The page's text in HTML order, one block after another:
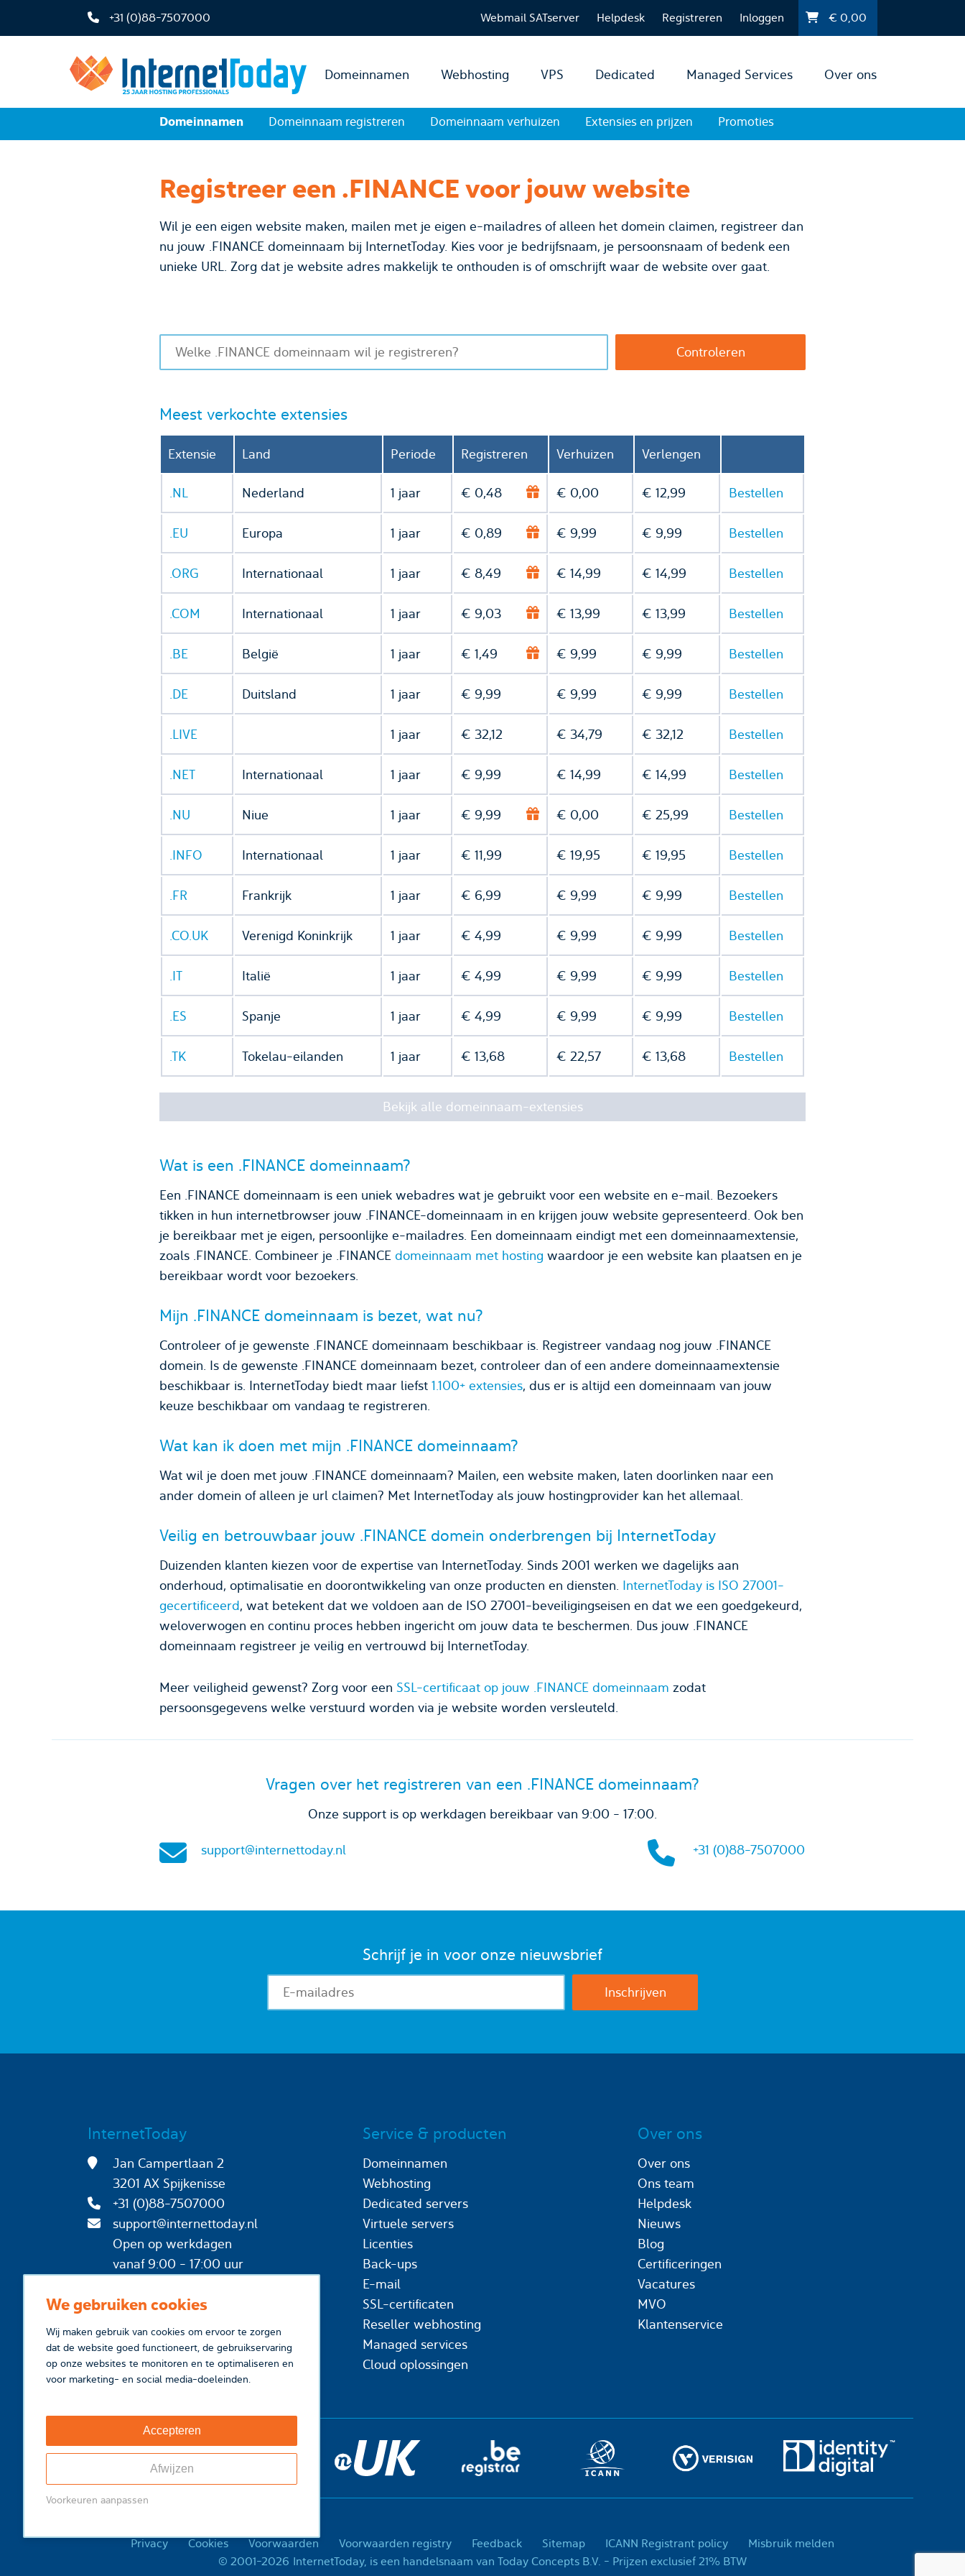
We gebruiken cookies
Wij maken gebruik van cookies om ervoor te zorgen
dat de website goed functioneert, de gebruikservaring
op onze websites te monitoren en te optimaliseren en
voor marketing- en social media-doeleinden.
Accepteren
Afwijzen
Voorkeuren aanpassen
+31 (0)88-7507000 Webmail SATserver Helpdesk Registreren Inloggen €0,00
Domeinnamen Webhosting VPS Dedicated Managed Services Over ons
Domeinnamen Domeinnaam registreren Domeinnaam verhuizen Extensies en prijzen Promoties
Registreer een .FINANCE voor jouw website
Wil je een eigen website maken, mailen met je eigen e-mailadres of alleen het domein claimen, registreer dan
nu jouw .FINANCE domeinnaam bij InternetToday. Kies voor je bedrijfsnaam, je persoonsnaam of bedenk een
unieke URL. Zorg dat je website adres makkelijk te onthouden is of omschrijft waar de website over gaat.
Meest verkochte extensies
Extensie Land Periode Registreren Verhuizen Verlengen
.NL Nederland 1 jaar € 0,48 € 0,00 € 12,99 Bestellen
.EU Europa 1 jaar € 0,89 € 9,99 € 9,99 Bestellen
.ORG Internationaal 1 jaar € 8,49 € 14,99 € 14,99 Bestellen
.COM Internationaal 1 jaar € 9,03 € 13,99 € 13,99 Bestellen
.BE België 1 jaar € 1,49 € 9,99 € 9,99 Bestellen
.DE Duitsland 1 jaar € 9,99 € 9,99 € 9,99 Bestellen
.LIVE 1 jaar € 32,12 € 34,79 € 32,12 Bestellen
.NET Internationaal 1 jaar € 9,99 € 14,99 € 14,99 Bestellen
.NU Niue 1 jaar € 9,99 € 0,00 € 25,99 Bestellen
.INFO Internationaal 1 jaar € 11,99 € 19,95 € 19,95 Bestellen
.FR Frankrijk 1 jaar € 6,99 € 9,99 € 9,99 Bestellen
.CO.UK Verenigd Koninkrijk 1 jaar € 4,99 € 9,99 € 9,99 Bestellen
.IT Italië 1 jaar € 4,99 € 9,99 € 9,99 Bestellen
.ES Spanje 1 jaar € 4,99 € 9,99 € 9,99 Bestellen
.TK Tokelau-eilanden 1 jaar € 13,68 € 22,57 € 13,68 Bestellen
Bekijk alle domeinnaam-extensies
Wat is een .FINANCE domeinnaam?
Een .FINANCE domeinnaam is een uniek webadres wat je gebruikt voor een website en e-mail. Bezoekers
tikken in hun internetbrowser jouw .FINANCE-domeinnaam in en krijgen jouw website gepresenteerd. Ook ben
je bereikbaar met je eigen, persoonlijke e-mailadres. Een domeinnaam eindigt met een domeinnaamextensie,
zoals .FINANCE. Combineer je .FINANCE domeinnaam met hosting waardoor je een website kan plaatsen en je
bereikbaar wordt voor bezoekers.
Mijn .FINANCE domeinnaam is bezet, wat nu?
Controleer of je gewenste .FINANCE domeinnaam beschikbaar is. Registreer vandaag nog jouw .FINANCE
domein. Is de gewenste .FINANCE domeinnaam bezet, controleer dan of een andere domeinnaamextensie
beschikbaar is. InternetToday biedt maar liefst 1.100+ extensies, dus er is altijd een domeinnaam van jouw
keuze beschikbaar om vandaag te registreren.
Wat kan ik doen met mijn .FINANCE domeinnaam?
Wat wil je doen met jouw .FINANCE domeinnaam? Mailen, een website maken, laten doorlinken naar een
ander domein of alleen je url claimen? Met InternetToday als jouw hostingprovider kan het allemaal.
Veilig en betrouwbaar jouw .FINANCE domein onderbrengen bij InternetToday
Duizenden klanten kiezen voor de expertise van InternetToday. Sinds 2001 werken we dagelijks aan
onderhoud, optimalisatie en doorontwikkeling van onze producten en diensten. InternetToday is ISO 27001-
gecertificeerd, wat betekent dat we voldoen aan de ISO 27001-beveiligingseisen en dat we een goedgekeurd,
weloverwogen en continu proces hebben ingericht om jouw data te beschermen. Dus jouw .FINANCE
domeinnaam registreer je veilig en vertrouwd bij InternetToday.
Meer veiligheid gewenst? Zorg voor een SSL-certificaat op jouw .FINANCE domeinnaam zodat
persoonsgegevens welke verstuurd worden via je website worden versleuteld.
Vragen over het registreren van een .FINANCE domeinnaam?
Onze support is op werkdagen bereikbaar van 9:00 - 17:00.
support@internettoday.nl +31 (0)88-7507000
Schrijf je in voor onze nieuwsbrief
InternetToday
Jan Campertlaan 2
3201 AX Spijkenisse
+31 (0)88-7507000
support@internettoday.nl
Open op werkdagen
vanaf 9:00 - 17:00 uur
Service & producten
Domeinnamen
Webhosting
Dedicated servers
Virtuele servers
Licenties
Back-ups
E-mail
SSL-certificaten
Reseller webhosting
Managed services
Cloud oplossingen
Over ons
Over ons
Ons team
Helpdesk
Nieuws
Blog
Certificeringen
Vacatures
MVO
Klantenservice
Privacy Cookies Voorwaarden Voorwaarden registry Feedback Sitemap ICANN Registrant policy
Misbruik melden
© 2001-2026 InternetToday, is een handelsnaam van Today Concepts B.V. - Prijzen exclusief 21% BTW